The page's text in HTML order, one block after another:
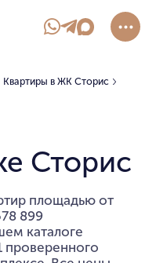
Квартиры в ЖК Сторис
Сторис
площадью от
899
каталоге
проверенного